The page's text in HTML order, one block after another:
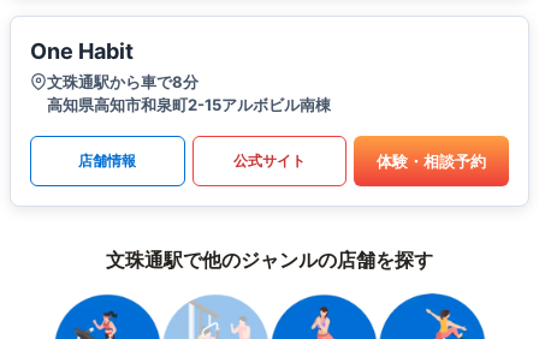
One Habit
文珠通駅から車で8分
高知県高知市和泉町2-15アルボビル南棟
店舗情報 公式サイト 体験・相談予約
文珠通駅で他のジャンルの店舗を探す